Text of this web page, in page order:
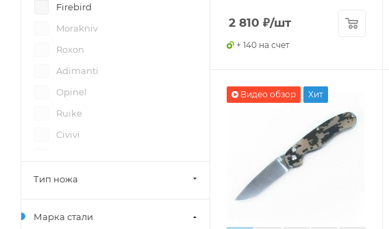
2 810 ₽/шт
+ 140 на счет
Видео обзор Хит
Firebird
Morakniv
Roxon
Adimanti
Opinel
Ruike
Civivi
SRM
Sencut
Тип ножа
Марка стали